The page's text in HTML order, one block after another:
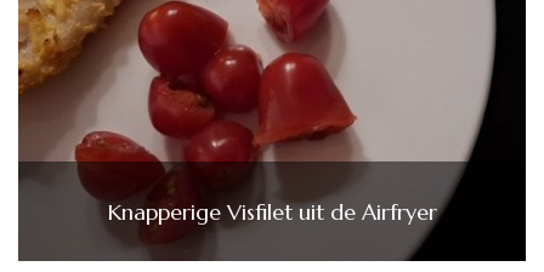
Knapperige Visfilet uit de Airfryer